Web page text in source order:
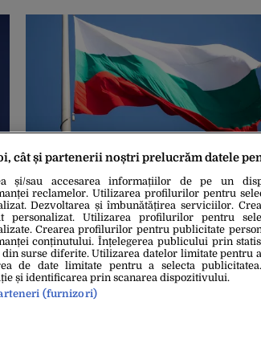
10 Oct. 2021, 21:21
Bulgaria ia măsuri de protecţie faţă
creşterea preţului la energie
cât și partenerii noștri prelucrăm datele
și/sau accesarea informațiilor de pe un
reclamelor. Utilizarea profilurilor pentru
Dezvoltarea și îmbunătățirea serviciilor.
personalizat. Utilizarea profilurilor pentru
Crearea profilurilor pentru publicitate
conținutului. Înțelegerea publicului prin
din surse diferite. Utilizarea datelor limitate pentru
de date limitate pentru a selecta
și identificarea prin scanarea dispozitivului.
(furnizori)